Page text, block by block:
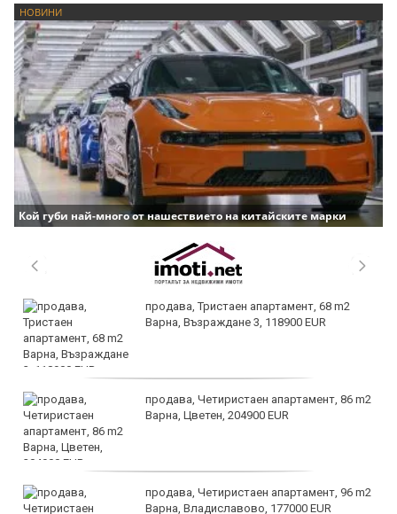
НОВИНИ
Кой губи най-много от нашествието на китайските марки
продава, Тристаен апартамент, 68 m2
Варна, Възраждане 3, 118900 EUR
продава, Четиристаен апартамент, 86 m2
Варна, Цветен, 204900 EUR
продава, Четиристаен апартамент, 96 m2
Варна, Владиславово, 177000 EUR